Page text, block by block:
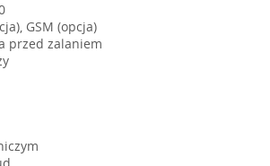
GSM (opcja)
przed zalaniem